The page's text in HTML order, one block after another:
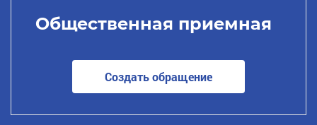
Общественная приемная
Создать обращение